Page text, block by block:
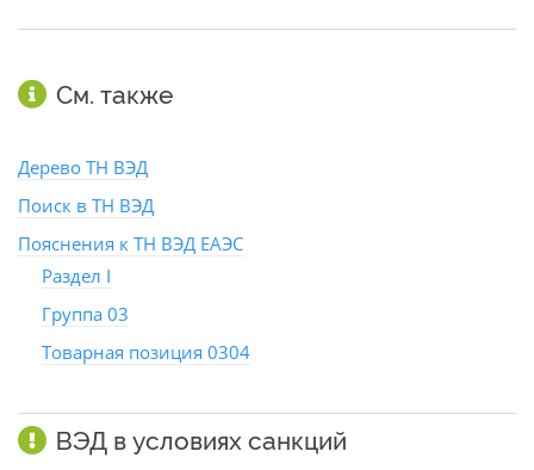
См. также
Дерево ТН ВЭД
Поиск в ТН ВЭД
Пояснения к ТН ВЭД ЕАЭС
Раздел I
Группа 03
Товарная позиция 0304
ВЭД в условиях санкций